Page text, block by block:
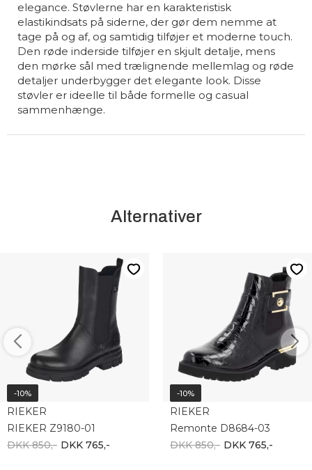
elegance. Støvlerne har en karakteristisk
elastikindsats på siderne, der gør dem nemme at
tage på og af, og samtidig tilføjer et moderne touch.
Den røde inderside tilføjer en skjult detalje, mens
den mørke sål med trælignende mellemlag og røde
detaljer underbygger det elegante look. Disse
støvler er ideelle til både formelle og casual
sammenhænge.
Alternativer
-10%
RIEKER
RIEKER Z9180-01
DKK 850,- DKK 765,-
-10%
RIEKER
Remonte D8684-03
DKK 850,- DKK 765,-